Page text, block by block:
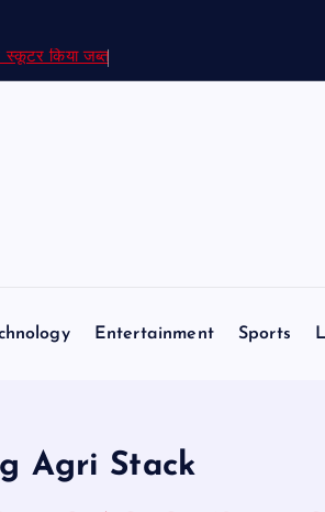
स्कूटर किया जब्त
Entertainment Sports
Agri Stack